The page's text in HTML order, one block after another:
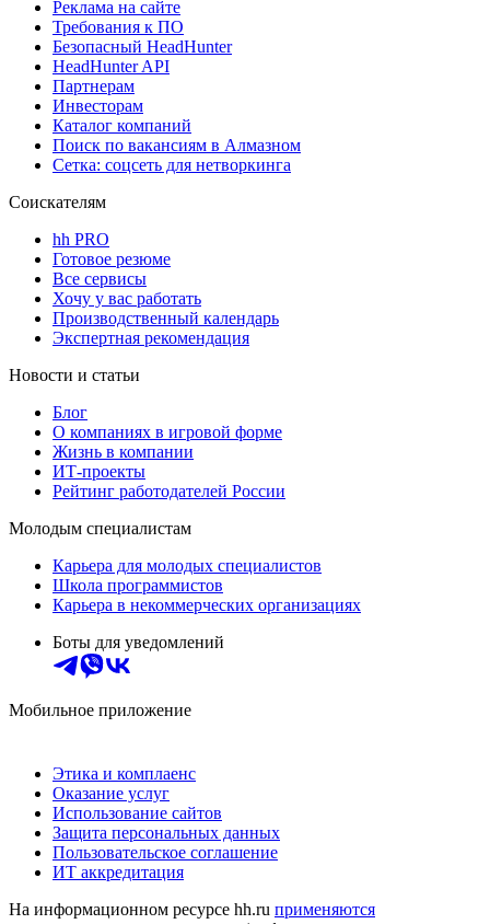
Реклама на сайте
Требования к ПО
Безопасный HeadHunter
HeadHunter API
Партнерам
Инвесторам
Каталог компаний
Поиск по вакансиям в Алмазном
Сетка: соцсеть для нетворкинга
Соискателям
hh PRO
Готовое резюме
Все сервисы
Хочу у вас работать
Производственный календарь
Экспертная рекомендация
Новости и статьи
Блог
О компаниях в игровой форме
Жизнь в компании
ИТ-проекты
Рейтинг работодателей России
Молодым специалистам
Карьера для молодых специалистов
Школа программистов
Карьера в некоммерческих организациях
Боты для уведомлений
Мобильное приложение
Этика и комплаенс
Оказание услуг
Использование сайтов
Защита персональных данных
Пользовательское соглашение
ИТ аккредитация
На информационном ресурсе hh.ru применяются